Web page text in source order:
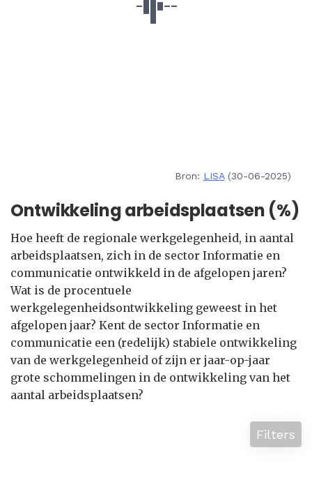
Bron: LISA(30-06-2025)
Ontwikkeling arbeidsplaatsen (%)
Hoe heeft de regionale werkgelegenheid, in aantal
arbeidsplaatsen, zich in de sector Informatie en
communicatie ontwikkeld in de afgelopen jaren?
Wat is de procentuele
werkgelegenheidsontwikkeling geweest in het
afgelopen jaar? Kent de sector Informatie en
communicatie een (redelijk) stabiele ontwikkeling
van de werkgelegenheid of zijn er jaar-op-jaar
grote schommelingen in de ontwikkeling van het
aantal arbeidsplaatsen?
Filters